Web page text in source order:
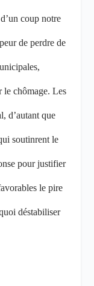
coup notre
de perdre de
le chômage. Les
d’autant que
soutinrent le
pour justifier
le pire
déstabiliser